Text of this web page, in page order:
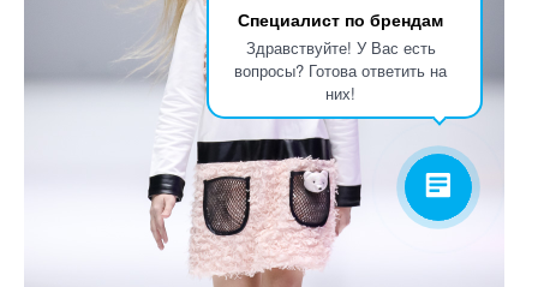
Специалист по брендам
Здравствуйте! У Вас есть
вопросы? Готова ответить на
них!